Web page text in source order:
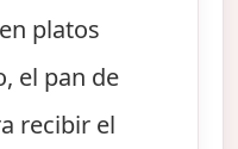
platos
el pan de
recibir el